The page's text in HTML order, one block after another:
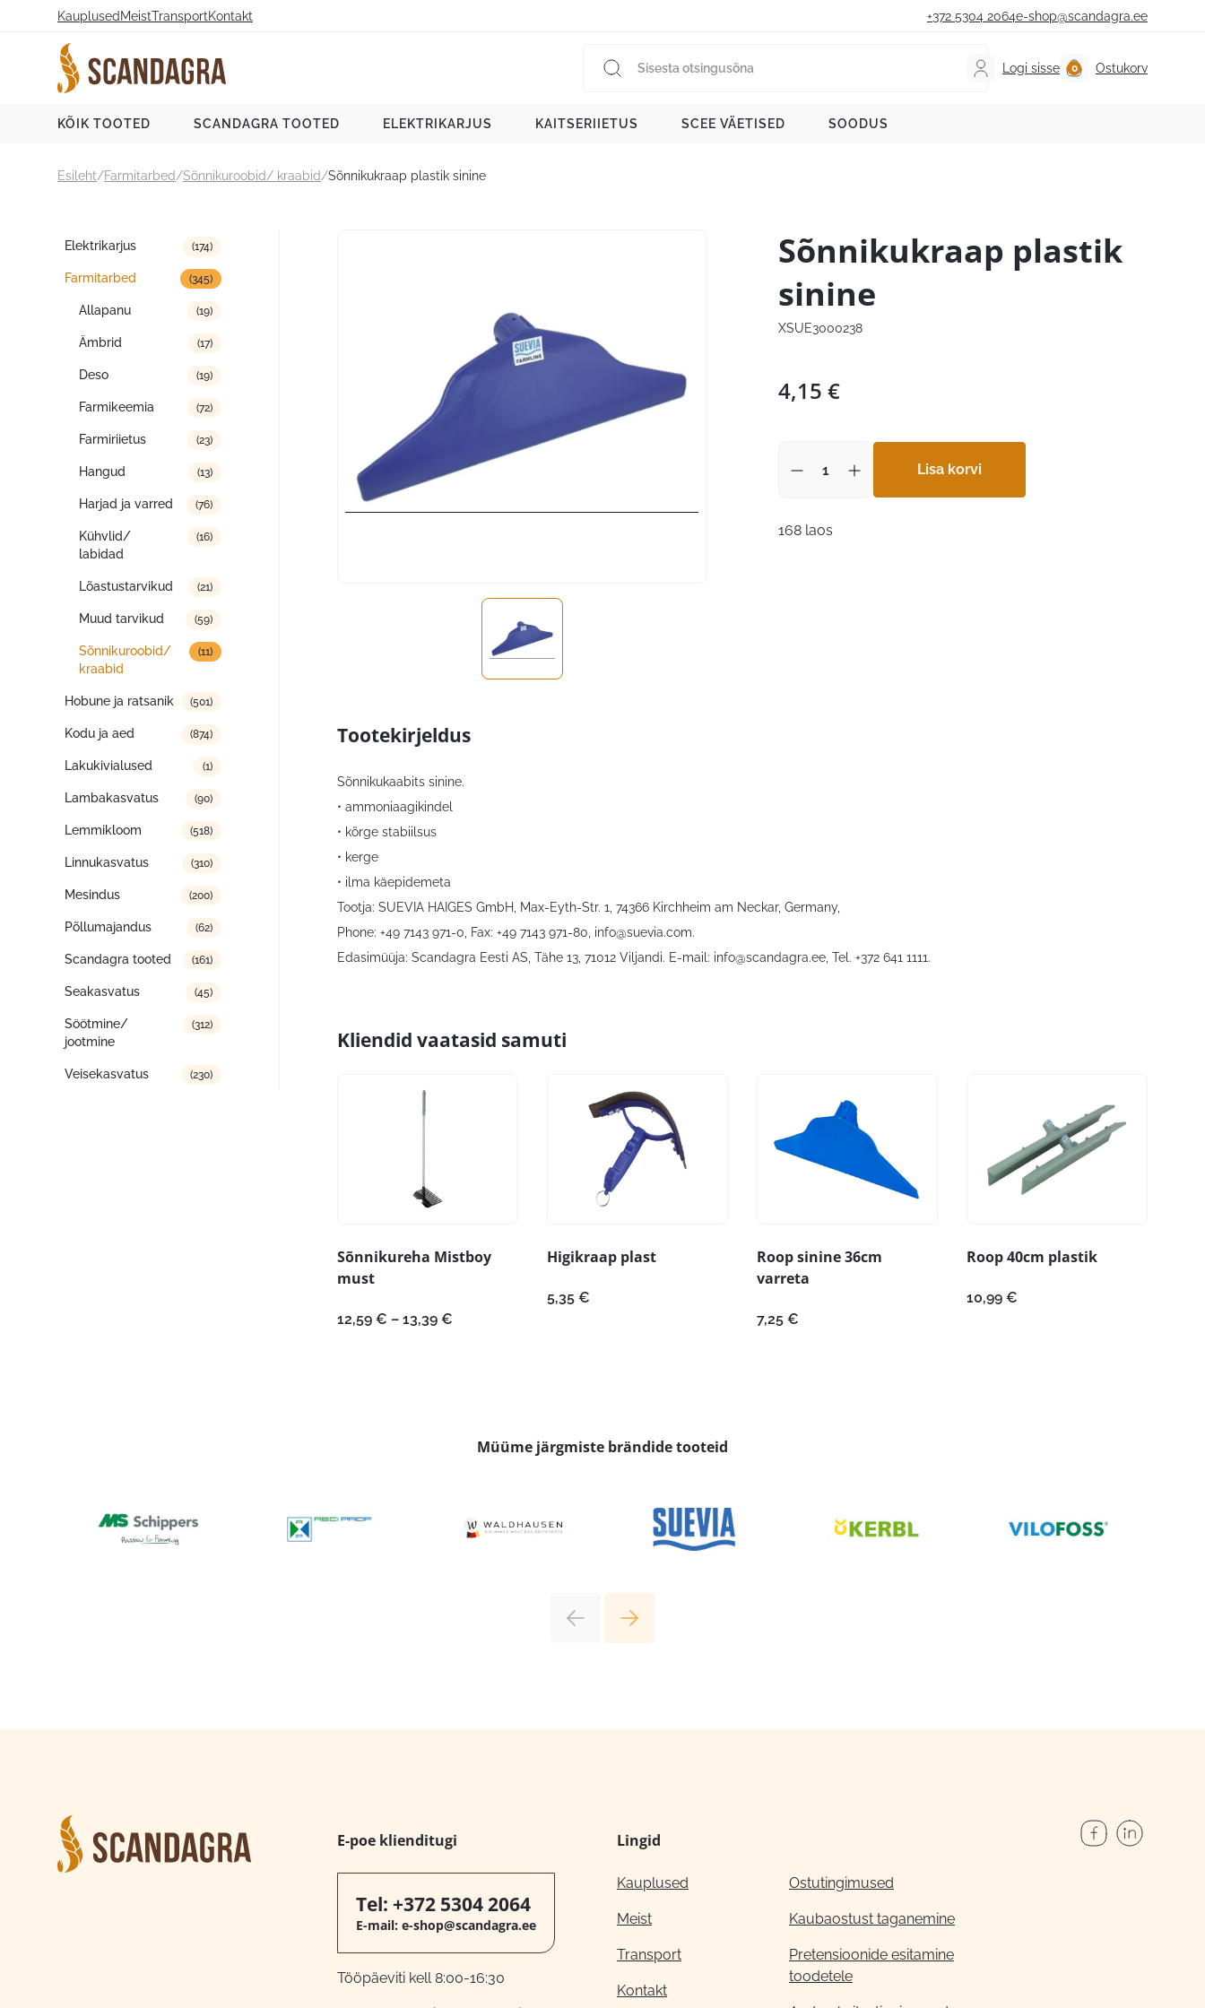
Kauplused MeistTransportKontakt +372 5304 2064e-shop@scandagra.ee
Logi sisse Ostukorv
KÕIK TOOTED SCANDAGRA TOOTED ELEKTRIKARJUS KAITSERIIETUS SCEE VÄETISED SOODUS
Esileht/Farmitarbed/Sõnnikuroobid/ kraabid/Sõnnikukraap plastik sinine
Tootekategooriad
Elektrikarjus (174)
Farmitarbed (345)
Allapanu (19)
Ämbrid (17)
Deso (19)
Farmikeemia (72)
Farmiriietus (23)
Hangud (13)
Harjad ja varred (76)
Kühvlid/
labidad
(16)
Lõastustarvikud (21)
Muud tarvikud (59)
Sõnnikuroobid/
kraabid
(11)
Hobune ja ratsanik (501)
Kodu ja aed (874)
Lakukivialused (1)
Lambakasvatus (90)
Lemmikloom (518)
Linnukasvatus (310)
Mesindus (200)
Põllumajandus (62)
Scandagra tooted (161)
Seakasvatus (45)
Söötmine/
jootmine
(312)
Veisekasvatus (230)
Sõnnikukraap plastik
sinine
XSUE3000238
4,15 €
Lisa korvi
168 laos
Tootekirjeldus
Sõnnikukaabits sinine.
• ammoniaagikindel
• kõrge stabiilsus
• kerge
• ilma käepidemeta
Tootja: SUEVIA HAIGES GmbH, Max-Eyth-Str. 1, 74366 Kirchheim am Neckar, Germany,
Phone: +49 7143 971-0, Fax: +49 7143 971-80, info@suevia.com.
Edasimüüja: Scandagra Eesti AS, Tähe 13, 71012 Viljandi. E-mail: info@scandagra.ee , Tel. +372 641 1111.
Kliendid vaatasid samuti
Sõnnikureha Mistboy
must
12,59 € – 13,39 €
Higikraap plast
5,35 €
Roop sinine 36cm
varreta
7,25 €
Roop 40cm plastik
10,99 €
Müüme järgmiste brändide tooteid
E-poe klienditugi
Tel: +372 5304 2064
E-mail: e-shop@scandagra.ee
Tööpäeviti kell 8:00-16:30
Lingid
Kauplused
Meist
Transport
Kontakt
Ostutingimused
Kaubaostust taganemine
Pretensioonide esitamine
toodetele